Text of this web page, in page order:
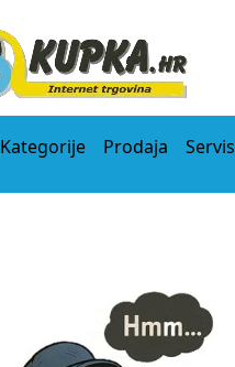
Kategorije Prodaja Servis